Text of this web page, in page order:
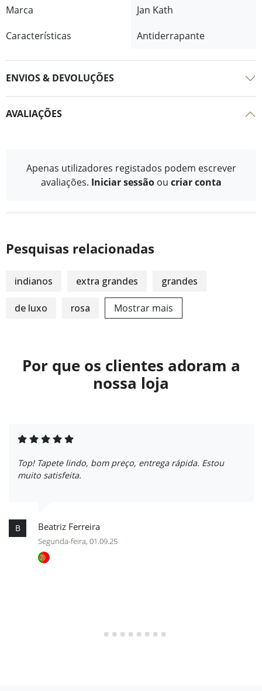
Marca
Jan Kath
Características
Antiderrapante
ENVIOS & DEVOLUÇÕES
AVALIAÇÕES
Apenas utilizadores registados podem escrever
avaliações. Iniciar sessão ou criar conta
Pesquisas relacionadas
indianos extra grandes grandes
de luxo rosa Mostrar mais
Por que os clientes adoram a
nossa loja
Top! Tapete lindo, bom preço, entrega rápida. Estou
muito satisfeita.
B Beatriz Ferreira
Segunda-feira, 01.09.25